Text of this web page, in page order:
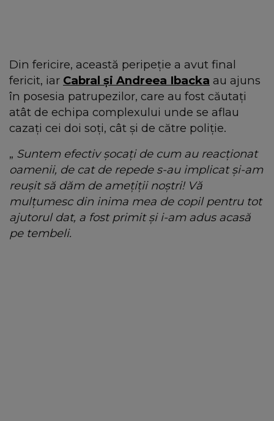
Din fericire, această peripeție a avut final
fericit, iar Cabral și Andreea Ibacka au ajuns
în posesia patrupezilor, care au fost căutați
atât de echipa complexului unde se aflau
cazați cei doi soți, cât și de către poliție.
„ Suntem efectiv șocați de cum au reacționat
oamenii, de cat de repede s-au implicat și-am
reușit să dăm de amețiții noștri! Vă
mulțumesc din inima mea de copil pentru tot
ajutorul dat, a fost primit și i-am adus acasă
pe tembeli.